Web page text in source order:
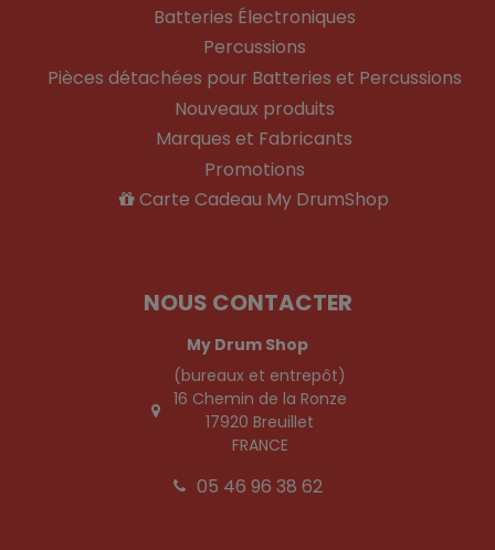
Batteries Électroniques
Percussions
Pièces détachées pour Batteries et Percussions
Nouveaux produits
Marques et Fabricants
Promotions
Carte Cadeau My DrumShop
NOUS CONTACTER
My Drum Shop
(bureaux et entrepôt)
16 Chemin de la Ronze
17920 Breuillet
FRANCE
05 46 96 38 62